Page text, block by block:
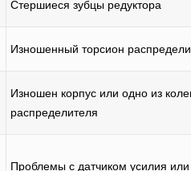
Стершиеся зубцы редуктора
Изношенный торсион
Изношен корпус или одно из
распределителя
Проблемы с датчиком усилия